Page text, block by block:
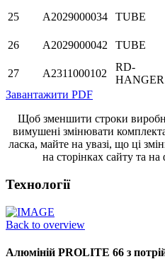
25 A2029000034 TUBE
26 A2029000042 TUBE
27 A2311000102
RD-
HANGER
Завантажити PDF
Щоб зменшити строки
вимушені змінювати
ласка, майте на увазі, що ці
на сторінках сайту та на
Технології
Back to overview
Алюміній PROLITE 66 з